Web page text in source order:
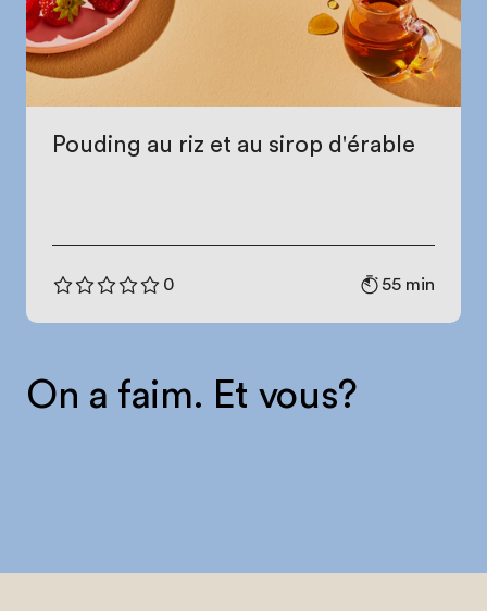
Pouding au riz et au sirop d'érable
0 55 min
On a faim. Et vous?